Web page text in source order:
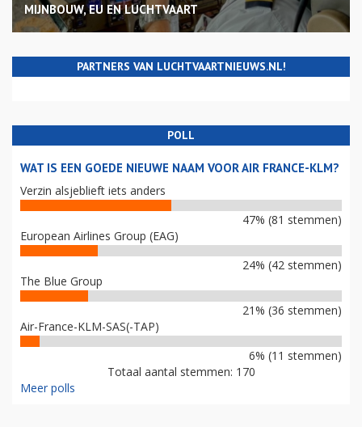
MIJNBOUW, EU EN LUCHTVAART
PARTNERS VAN LUCHTVAARTNIEUWS.NL!
POLL
WAT IS EEN GOEDE NIEUWE NAAM VOOR AIR FRANCE-KLM?
Verzin alsjeblieft iets anders
47% (81 stemmen)
European Airlines Group (EAG)
24% (42 stemmen)
The Blue Group
21% (36 stemmen)
Air-France-KLM-SAS(-TAP)
6% (11 stemmen)
Totaal aantal stemmen: 170
Meer polls